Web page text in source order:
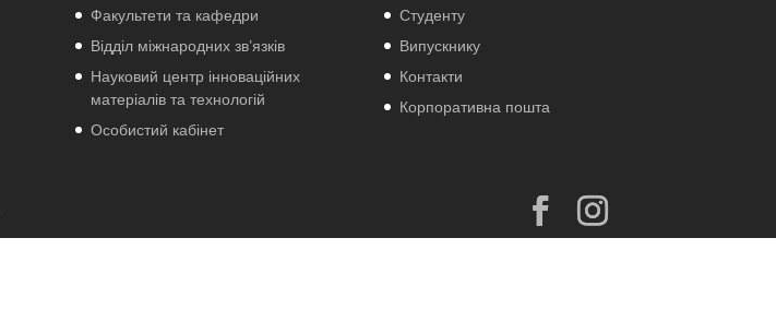
Факультети та кафедри
Відділ міжнародних зв’язків
Науковий центр інноваційних
матеріалів та технологій
Особистий кабінет
Студенту
Випускнику
Контакти
Корпоративна пошта